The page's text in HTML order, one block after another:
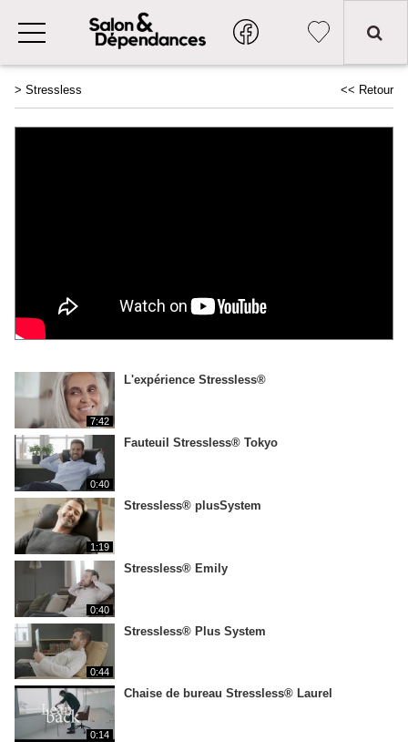
> Stressless << Retour
7:42
L'expérience Stressless®
0:40
Fauteuil Stressless® Tokyo
1:19
Stressless® plusSystem
0:40
Stressless® Emily
0:44
Stressless® Plus System
0:14
Chaise de bureau Stressless® Laurel